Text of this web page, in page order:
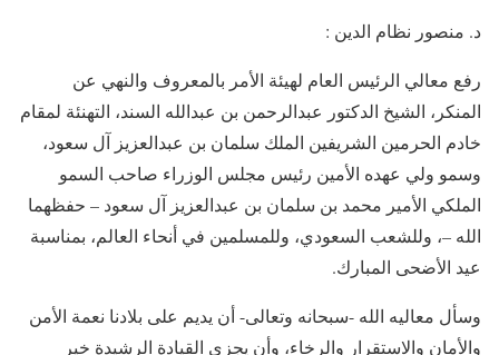
د. منصور نظام الدين :
​رفع معالي الرئيس العام لهيئة الأمر بالمعروف والنهي عن
المنكر، الشيخ الدكتور عبدالرحمن بن عبدالله السند، التهنئة لمقام
خادم الحرمين الشريفين الملك سلمان بن عبدالعزيز آل سعود،
وسمو ولي عهده الأمين رئيس مجلس الوزراء صاحب السمو
الملكي الأمير محمد بن سلمان بن عبدالعزيز آل سعود – حفظهما
الله –، وللشعب السعودي، وللمسلمين في أنحاء العالم، بمناسبة
عيد الأضحى المبارك.
​وسأل معاليه الله -سبحانه وتعالى- أن يديم على بلادنا نعمة الأمن
والأمان والاستقرار والرخاء، وأن يجزي القيادة الرشيدة خير